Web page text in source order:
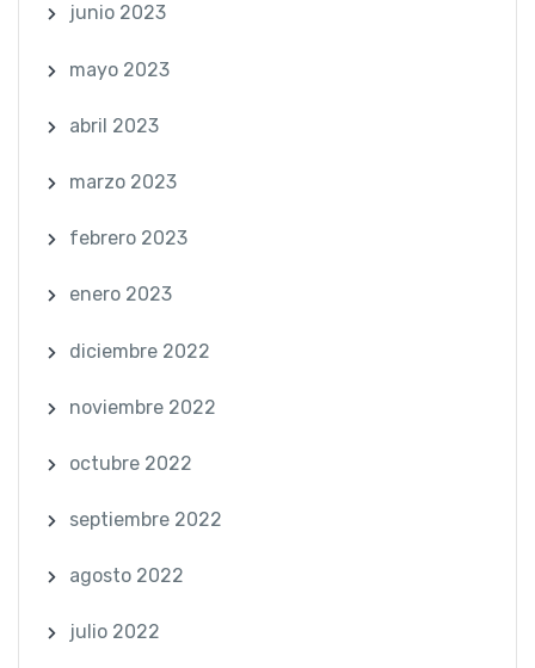
junio 2023
mayo 2023
abril 2023
marzo 2023
febrero 2023
enero 2023
diciembre 2022
noviembre 2022
octubre 2022
septiembre 2022
agosto 2022
julio 2022